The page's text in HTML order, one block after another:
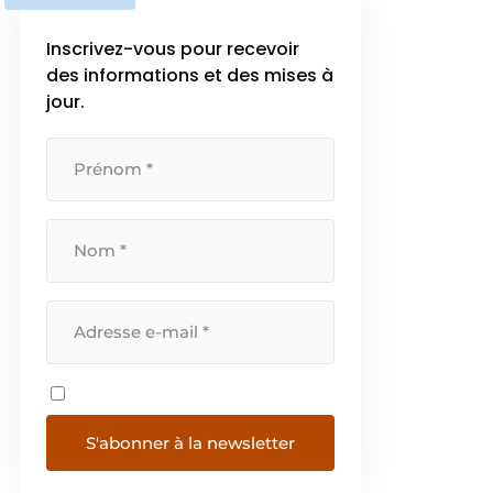
Inscrivez-vous pour recevoir
des informations et des mises à
jour.